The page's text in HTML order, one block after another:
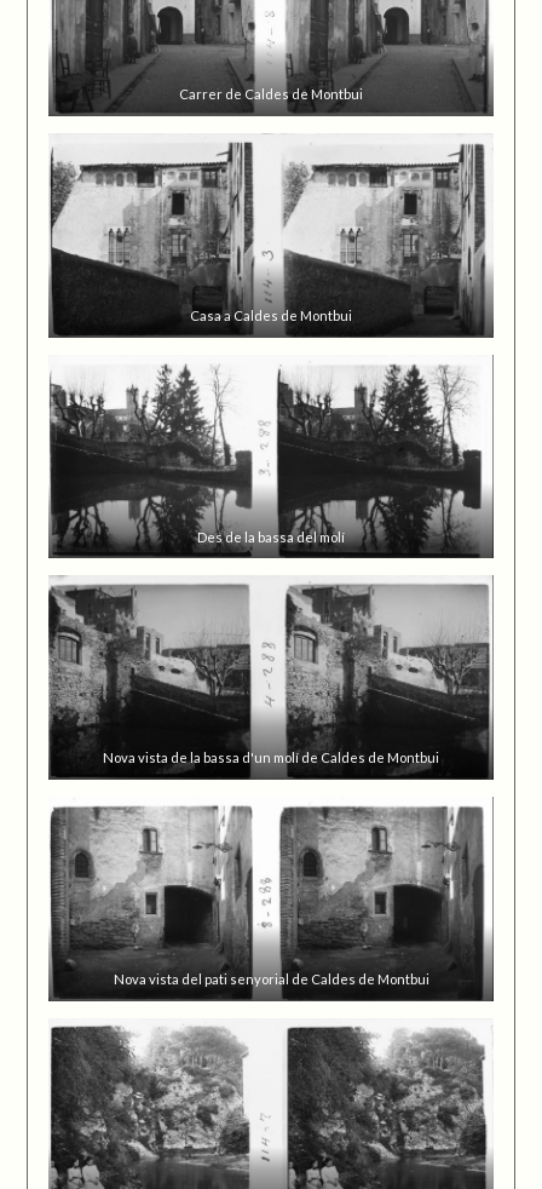
Carrer de Caldes de Montbui
Casa a Caldes de Montbui
Des de la bassa del molí
Nova vista de la bassa d'un molí de Caldes de Montbui
Nova vista del pati senyorial de Caldes de Montbui